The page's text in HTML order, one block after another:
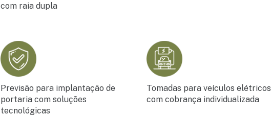
com raia dupla
Previsão para implantação de
portaria com soluções
tecnológicas
Tomadas para veículos elétricos
com cobrança individualizada